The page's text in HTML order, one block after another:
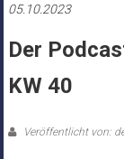
05.10.2023
Der
KW 40
Veröffentlicht von: